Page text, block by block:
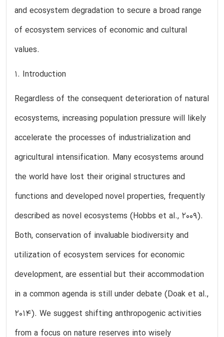
and ecosystem degradation to secure a broad range
of ecosystem services of economic and cultural
values.
1. Introduction
Regardless of the consequent deterioration of natural
ecosystems, increasing population pressure will likely
accelerate the processes of industrialization and
agricultural intensification. Many ecosystems around
the world have lost their original structures and
functions and developed novel properties, frequently
described as novel ecosystems (Hobbs et al., 2009).
Both, conservation of invaluable biodiversity and
utilization of ecosystem services for economic
development, are essential but their accommodation
in a common agenda is still under debate (Doak et al.,
2014). We suggest shifting anthropogenic activities
from a focus on nature reserves into wisely